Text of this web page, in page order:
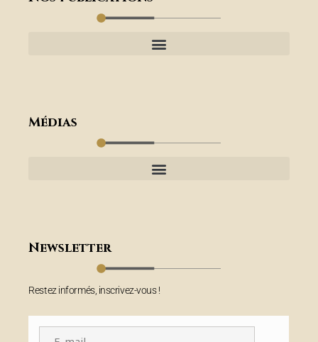
Médias
Newsletter
Restez informés, inscrivez-vous !